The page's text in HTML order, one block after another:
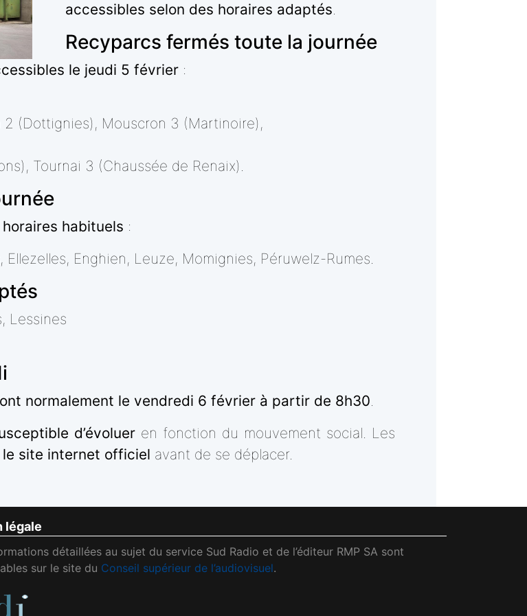
accessibles selon des horaires adaptés.
Recyparcs fermés toute la journée
le jeudi 5 février :
2 (Dottignies), Mouscron 3 (Martinoire),
Tournai 3 (Chaussée de Renaix).
habituels :
Enghien, Leuze, Momignies, Péruwelz-Rumes.
Lessines
normalement le vendredi 6 février à partir de 8h30.
d’évoluer en fonction du mouvement social. Les
site internet officiel avant de se déplacer.
légale
détaillées au sujet du service Sud Radio et de l’éditeur RMP SA sont
sur le site du Conseil supérieur de l’audiovisuel.